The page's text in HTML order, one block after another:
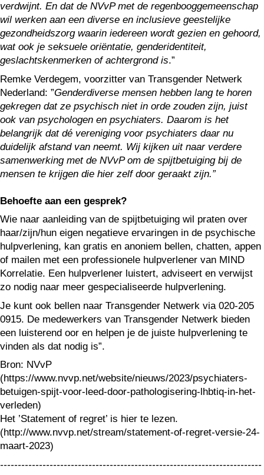
verdwijnt. En dat de NVvP met de regenbooggemeenschap
wil werken aan een diverse en inclusieve geestelijke
gezondheidszorg waarin iedereen wordt gezien en gehoord,
wat ook je seksuele oriëntatie, genderidentiteit,
geslachtskenmerken of achtergrond is.”
Remke Verdegem, voorzitter van Transgender Netwerk
Nederland: ”Genderdiverse mensen hebben lang te horen
gekregen dat ze psychisch niet in orde zouden zijn, juist
ook van psychologen en psychiaters. Daarom is het
belangrijk dat dé vereniging voor psychiaters daar nu
duidelijk afstand van neemt. Wij kijken uit naar verdere
samenwerking met de NVvP om de spijtbetuiging bij de
mensen te krijgen die hier zelf door geraakt zijn.”
Behoefte aan een gesprek?
Wie naar aanleiding van de spijtbetuiging wil praten over
haar/zijn/hun eigen negatieve ervaringen in de psychische
hulpverlening, kan gratis en anoniem bellen, chatten, appen
of mailen met een professionele hulpverlener van MIND
Korrelatie. Een hulpverlener luistert, adviseert en verwijst
zo nodig naar meer gespecialiseerde hulpverlening.
Je kunt ook bellen naar Transgender Netwerk via 020-205
0915. De medewerkers van Transgender Netwerk bieden
een luisterend oor en helpen je de juiste hulpverlening te
vinden als dat nodig is”.
Bron: NVvP
(https://www.nvvp.net/website/nieuws/2023/psychiaters-
betuigen-spijt-voor-leed-door-pathologisering-lhbtiq-in-het-
verleden)
Het ’Statement of regret’ is hier te lezen.
(http://www.nvvp.net/stream/statement-of-regret-versie-24-
maart-2023)
--------------------------------------------------------------------------